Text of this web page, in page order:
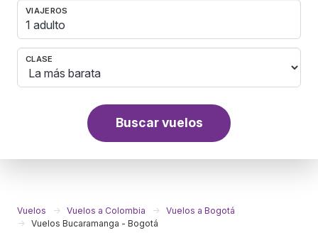
VIAJEROS
1 adulto
CLASE
Buscar vuelos
Vuelos Vuelos a Colombia
Vuelos a Bogotá
Vuelos Bucaramanga - Bogotá